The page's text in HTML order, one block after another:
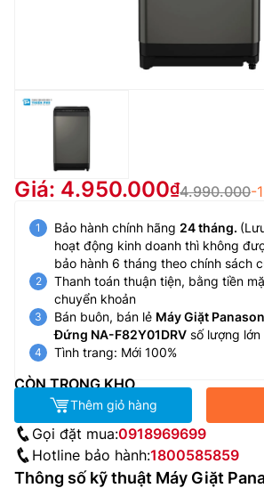
Giá: 4.950.000 4.990.000-
Bảo hành chính hãng 24 tháng.
hoạt động kinh doanh thì không
bảo hành 6 tháng theo chính sách
Thanh toán thuận tiện, bằng tiền
chuyển khoản
Bán buôn, bán lẻ Máy Giặt
Đứng NA-F82Y01DRV số lượng
Tình trang: Mới 100%
CÒN TRONG KHO
Thêm giỏ hàng
Gọi đặt mua:0918969699
Hotline bảo hành:1800585859
Thông số kỹ thuật Máy Giặt